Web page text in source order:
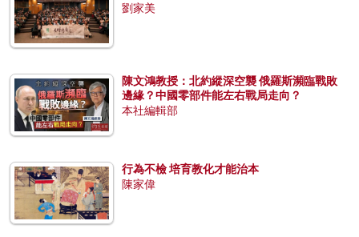
劉家美
陳文鴻教授：北約縱深空襲 俄羅斯瀕臨戰敗
邊緣？中國零部件能左右戰局走向？
本社編輯部
行為不檢 培育教化才能治本
陳家偉